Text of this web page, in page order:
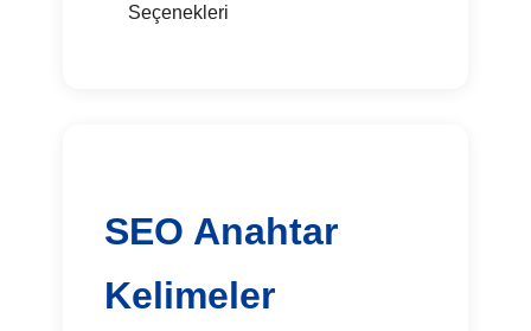
Seçenekleri
SEO Anahtar
Kelimeler